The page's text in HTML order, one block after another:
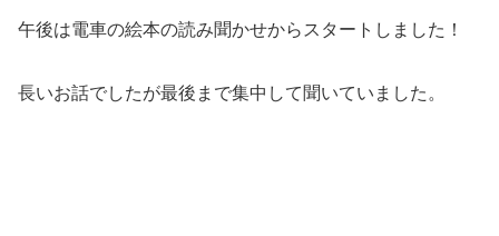
午後は電車の絵本の読み聞かせからスタートしました！
長いお話でしたが最後まで集中して聞いていました。